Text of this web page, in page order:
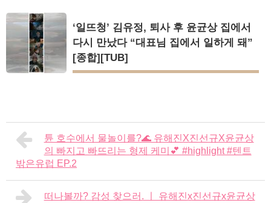
‘일뜨청’ 김유정, 퇴사 후 윤균상 집에서
다시 만났다 “대표님 집에서 일하게 돼”
[종합][TUB]
튠 호수에서 물놀이를?🌊 유해진X진선규X윤균상
의 빠지고 빠뜨리는 형제 케미💕 #highlight #텐트
밖은유럽 EP.2
떠나볼까? 감성 찾으러. ㅣ 유해진x진선규x윤균상